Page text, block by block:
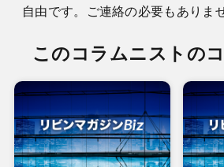
自由です。ご連絡の必要もありま
このコラムニストの